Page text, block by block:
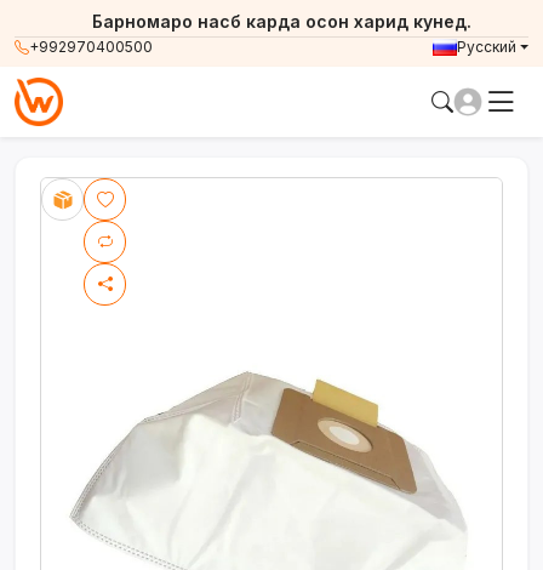
+992970400500
Барномаро насб карда осон харид кунед.
Русский